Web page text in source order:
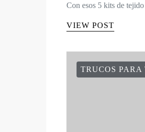
Con esos 5 kits de
VIEW POST
TRUCOS PARA